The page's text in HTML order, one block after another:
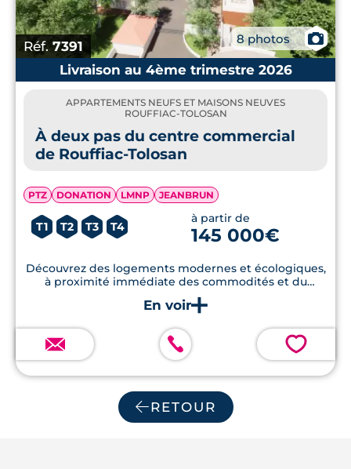
neufs à Toulouseintra-muros.
Réf.7391 8 photos
📷
Livraison au 4ème trimestre 2026
APPARTEMENTS NEUFS ET MAISONS NEUVES
ROUFFIAC-TOLOSAN
À deux pas du centre commercial
de Rouffiac-Tolosan
PTZ DONATION LMNP JEANBRUN
T1 T2 T3 T4
à partir de
145 000€
Découvrez des logements modernes et écologiques,
à proximité immédiate des commodités et du
centre-ville, offrant un cadre de vie idéal.
💗
RETOUR